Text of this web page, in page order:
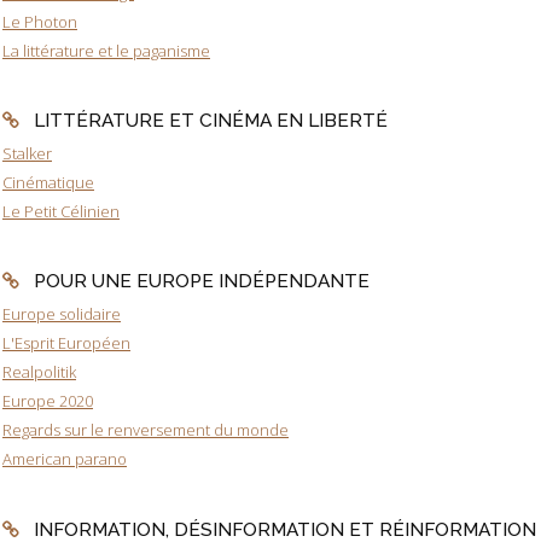
Le Photon
La littérature et le paganisme
LITTÉRATURE ET CINÉMA EN LIBERTÉ
Stalker
Cinématique
Le Petit Célinien
POUR UNE EUROPE INDÉPENDANTE
Europe solidaire
L'Esprit Européen
Realpolitik
Europe 2020
Regards sur le renversement du monde
American parano
INFORMATION, DÉSINFORMATION ET RÉINFORMATION